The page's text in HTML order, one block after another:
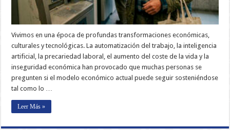
Vivimos en una época de profundas transformaciones económicas,
culturales y tecnológicas. La automatización del trabajo, la inteligencia
artificial, la precariedad laboral, el aumento del coste de la vida y la
inseguridad económica han provocado que muchas personas se
pregunten si el modelo económico actual puede seguir sosteniéndose
tal como lo …
Leer Más »